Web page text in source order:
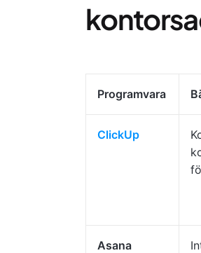
Programvara
ClickUp
Asana